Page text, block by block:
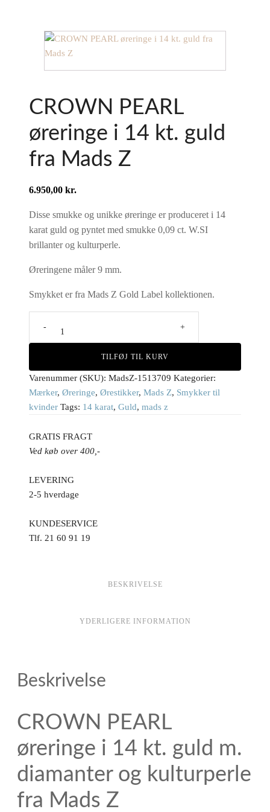
CROWN PEARL
øreringe i 14 kt. guld
fra Mads Z
6.950,00 kr.
Disse smukke og unikke øreringe er produceret i 14
karat guld og pyntet med smukke 0,09 ct. W.SI
brillanter og kulturperle.
Øreringene måler 9 mm.
Smykket er fra Mads Z Gold Label kollektionen.
øreringe
14
kt.
guld
fra
antal
TILFØJ TIL KURV
Varenummer (SKU): MadsZ-1513709 Kategorier:
Mærker, Øreringe, Ørestikker, Mads Z, Smykker til
kvinder Tags: 14 karat, Guld, mads z
GRATIS FRAGT
Ved køb over 400,-
LEVERING
2-5 hverdage
KUNDESERVICE
Tlf. 21 60 91 19
BESKRIVELSE
YDERLIGERE INFORMATION
Beskrivelse
CROWN PEARL
øreringe i 14 kt. guld m.
diamanter og kulturperle
fra Mads Z